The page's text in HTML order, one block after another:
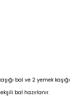
bal ve 2 yemek kaşığı
bal hazırlanır.